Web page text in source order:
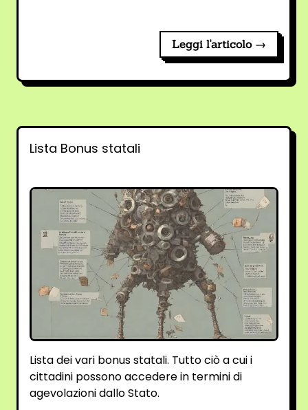
Leggi l'articolo →
Lista Bonus statali
Lista dei vari bonus statali. Tutto ciò a cui i
cittadini possono accedere in termini di
agevolazioni dallo Stato.